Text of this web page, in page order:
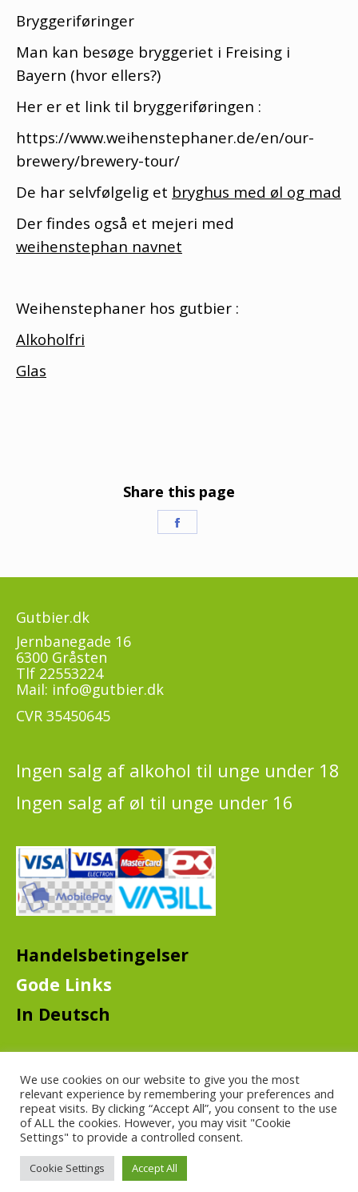
Bryggeriføringer
Man kan besøge bryggeriet i Freising i
Bayern (hvor ellers?)
Her er et link til bryggeriføringen :
https://www.weihenstephaner.de/en/our-
brewery/brewery-tour/
De har selvfølgelig et bryghus med øl og mad
Der findes også et mejeri med
weihenstephan navnet
Weihenstephaner hos gutbier :
Alkoholfri
Glas
Share this page
Gutbier.dk
Jernbanegade 16
6300 Gråsten
Tlf 22553224
Mail: info@gutbier.dk
CVR 35450645
Ingen salg af alkohol til unge under 18
Ingen salg af øl til unge under 16
Handelsbetingelser
Gode Links
In Deutsch
© GutBier - 2019
Ejet og ledet af J.Nielsen
We use cookies on our website to give you the most
relevant experience by remembering your preferences and
repeat visits. By clicking “Accept All”, you consent to the use
of ALL the cookies. However, you may visit "Cookie
Settings" to provide a controlled consent.
Cookie Settings Accept All